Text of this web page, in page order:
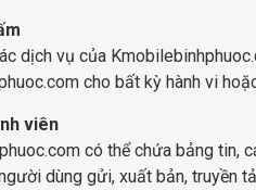
dịch vụ của
cho bất kỳ hành vi
viên
có thể chứa bảng tin,
dùng gửi, xuất bản, truyền